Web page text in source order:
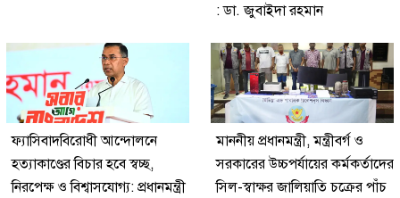
: ডা. জুবাইদা রহমান
ফ্যাসিবাদবিরোধী আন্দোলনে
হত্যাকাণ্ডের বিচার হবে স্বচ্ছ,
নিরপেক্ষ ও বিশ্বাসযোগ্য: প্রধানমন্ত্রী
মাননীয় প্রধানমন্ত্রী, মন্ত্রীবর্গ ও
সরকারের উচ্চপর্যায়ের কর্মকর্তাদের
সিল-স্বাক্ষর জালিয়াতি চক্রের পাঁচ